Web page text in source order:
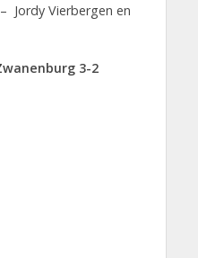
Vierbergen en
3-2